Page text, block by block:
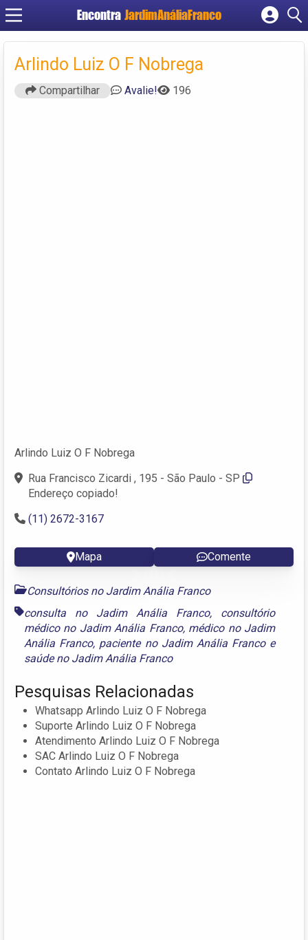
Encontra JardimAnáliaFranco
Cadastrar empresa
Criar conta
Arlindo Luiz O F Nobrega
Compartilhar Avalie! 196
Arlindo Luiz O F Nobrega
Rua Francisco Zicardi , 195 - São Paulo - SP
Endereço copiado!
(11) 2672-3167
Mapa Comente
Consultórios no Jardim Anália Franco
consulta no Jadim Anália Franco, consultório
médico no Jadim Anália Franco, médico no Jadim
Anália Franco, paciente no Jadim Anália Francoe
saúde no Jadim Anália Franco
Pesquisas Relacionadas
Whatsapp Arlindo Luiz O F Nobrega
Suporte Arlindo Luiz O F Nobrega
Atendimento Arlindo Luiz O F Nobrega
SAC Arlindo Luiz O F Nobrega
Contato Arlindo Luiz O F Nobrega